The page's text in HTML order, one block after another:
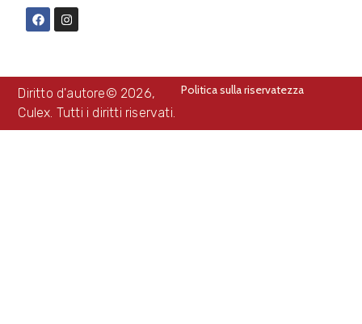
Diritto d'autore© 2026,
Culex. Tutti i diritti riservati.
Politica sulla riservatezza